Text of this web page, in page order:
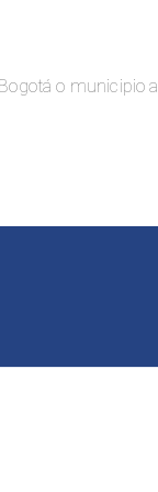
o municipio